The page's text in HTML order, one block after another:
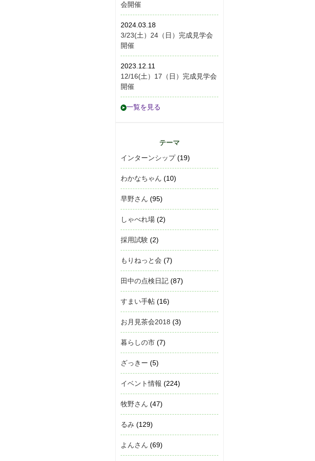
会開催
2024.03.18
3/23(土）24（日）完成見学会
開催
2023.12.11
12/16(土）17（日）完成見学会
開催
一覧を見る
テーマ
インターンシップ(19)
わかなちゃん (10)
早野さん (95)
しゃべれ場 (2)
採用試験 (2)
もりねっと会 (7)
田中の点検日記 (87)
すまい手帖 (16)
お月見茶会2018 (3)
暮らしの市 (7)
ざっきー (5)
イベント情報 (224)
牧野さん (47)
るみ (129)
よんさん (69)